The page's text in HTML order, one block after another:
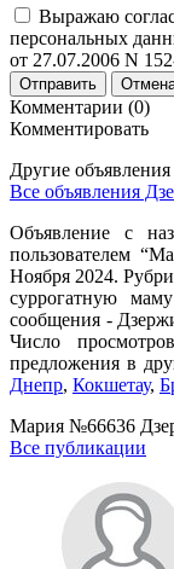
Выражаю
персональных
от 27.07.2006 N
Отправить
Комментарии (0)
Комментировать
Другие объявления
Все объявления
Объявление с
пользователем
Ноября 2024.
суррогатную
сообщения -
Число
предложения в
Днепр, Кокшетау,
Мария №66636
Все публикации